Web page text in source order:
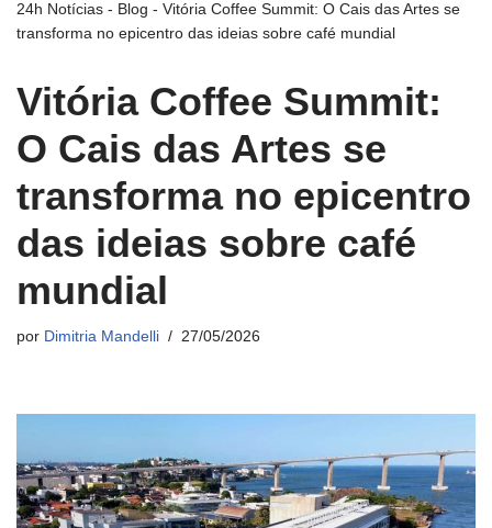
24h Notícias - Blog - Vitória Coffee Summit: O Cais das Artes se
transforma no epicentro das ideias sobre café mundial
Vitória Coffee Summit:
O Cais das Artes se
transforma no epicentro
das ideias sobre café
mundial
por Dimitria Mandelli 27/05/2026